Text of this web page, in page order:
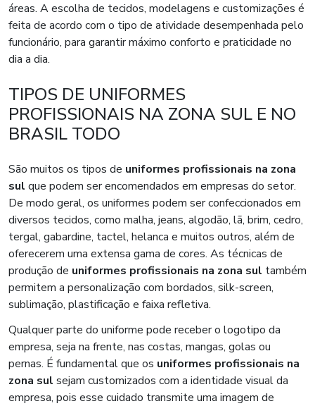
áreas. A escolha de tecidos, modelagens e customizações é
feita de acordo com o tipo de atividade desempenhada pelo
funcionário, para garantir máximo conforto e praticidade no
dia a dia.
TIPOS DE UNIFORMES
PROFISSIONAIS NA ZONA SUL E NO
BRASIL TODO
São muitos os tipos de uniformes profissionais na zona
sul que podem ser encomendados em empresas do setor.
De modo geral, os uniformes podem ser confeccionados em
diversos tecidos, como malha, jeans, algodão, lã, brim, cedro,
tergal, gabardine, tactel, helanca e muitos outros, além de
oferecerem uma extensa gama de cores. As técnicas de
produção de uniformes profissionais na zona sul também
permitem a personalização com bordados, silk-screen,
sublimação, plastificação e faixa refletiva.
Qualquer parte do uniforme pode receber o logotipo da
empresa, seja na frente, nas costas, mangas, golas ou
pernas. É fundamental que os uniformes profissionais na
zona sul sejam customizados com a identidade visual da
empresa, pois esse cuidado transmite uma imagem de